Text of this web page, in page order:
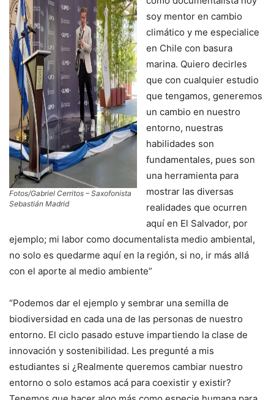
Fotos/Gabriel Cerritos – Saxofonista
Sebastián Madrid
soy mentor en cambio
climático y me especialice
en Chile con basura
marina. Quiero decirles
que con cualquier estudio
que tengamos, generemos
un cambio en nuestro
entorno, nuestras
habilidades son
fundamentales, pues son
una herramienta para
mostrar las diversas
realidades que ocurren
aquí en El Salvador, por
ejemplo; mi labor como documentalista medio ambiental,
no solo es quedarme aquí en la región, si no, ir más allá
con el aporte al medio ambiente”
“Podemos dar el ejemplo y sembrar una semilla de
biodiversidad en cada una de las personas de nuestro
entorno. El ciclo pasado estuve impartiendo la clase de
innovación y sostenibilidad. Les pregunté a mis
estudiantes si ¿Realmente queremos cambiar nuestro
entorno o solo estamos acá para coexistir y existir?